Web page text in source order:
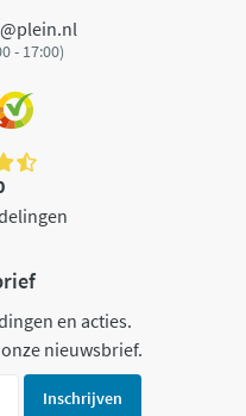
- 17:00)
en acties.
nieuwsbrief.
Inschrijven